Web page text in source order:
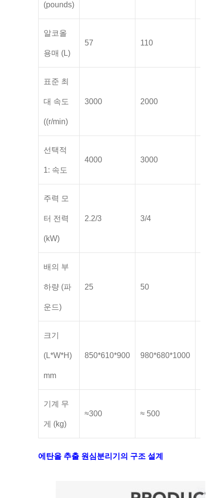
(pounds)
알코올
용매 (L)
57 110
표준 최
대 속도
((r/min)
3000 2000
선택적
1: 속도
4000 3000
주력 모
터 전력
(kW)
2.2/3 3/4
배의 부
하량 (파
운드)
25 50
크기
(L*W*H)
mm
850*610*900 980*680*1000
기계 무
게 (kg)
≈300 ≈ 500
에탄올 추출 원심분리기의 구조 설계